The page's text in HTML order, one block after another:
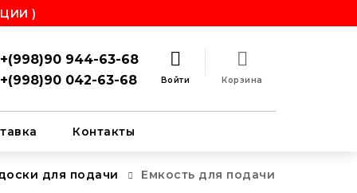
)
Корзина
+(998)90 944-63-68
+(998)90 042-63-68
Войти
Контакты
для подачи
Емкость для подачи